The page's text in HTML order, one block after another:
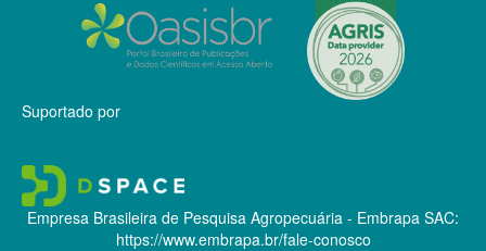
Suportado por
Empresa Brasileira de Pesquisa Agropecuária - Embrapa SAC:
https://www.embrapa.br/fale-conosco